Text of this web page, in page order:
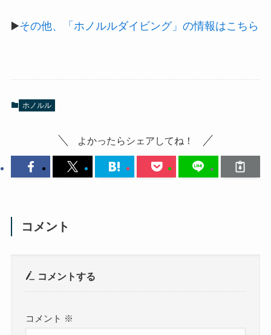
▶️その他、「ホノルルダイビング」の情報はこちら
ホノルル
よかったらシェアしてね！
コメント
コメントする
コメント ※